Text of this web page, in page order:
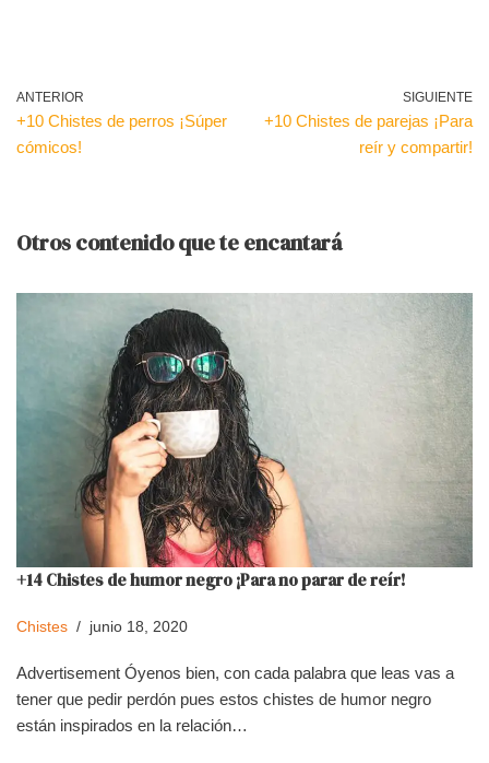
ANTERIOR
+10 Chistes de perros ¡Súper
cómicos!
SIGUIENTE
+10 Chistes de parejas ¡Para
reír y compartir!
Otros contenido que te encantará
+14 Chistes de humor negro ¡Para no parar de reír!
Chistes junio 18, 2020
Advertisement Óyenos bien, con cada palabra que leas vas a
tener que pedir perdón pues estos chistes de humor negro
están inspirados en la relación…